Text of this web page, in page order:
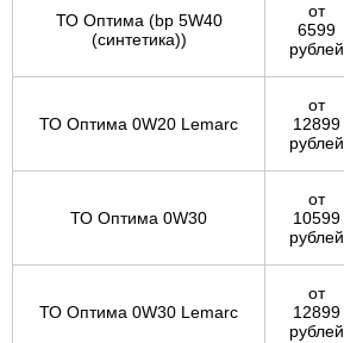
ТО Оптима (bp 5W40
(синтетика))
от
6599
рублей
ТО Оптима 0W20 Lemarc
от
12899
рублей
ТО Оптима 0W30
от
10599
рублей
ТО Оптима 0W30 Lemarc
от
12899
рублей